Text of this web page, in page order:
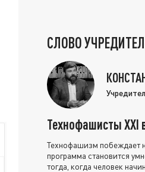
СЛОВО
Технофашисты XXI
Технофашизм побеждает
программа становится
тогда, когда человек